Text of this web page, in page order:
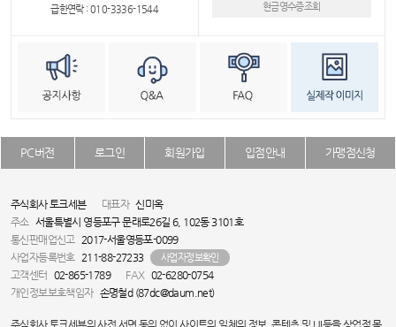
급한연락 : 010-3336-1544
현금영수증조회
PC버전 로그인 회원가입 입점안내 가맹점신청
주식회사 토크세븐 대표자 신미옥
주소 서울특별시 영등포구 문래로26길 6, 102동 3101호
통신판매업신고 2017-서울영등포-0099
사업자등록번호 211-88-27233 사업자정보확인
고객센터 02-865-1789 FAX 02-6280-0754
개인정보보호책임자 손명철d (87dc@daum.net)
주식회사 토크세븐의 사전 서면 동의 없이 사이트의 일체의 정보, 콘텐츠 및 UI등을 상업적 목